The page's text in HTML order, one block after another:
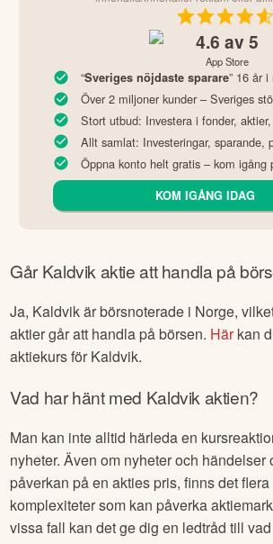
4.6 av 5
App Store
“Sveriges nöjdaste sparare” 16 år
Över 2 miljoner kunder – Sveriges
Stort utbud: Investera i fonder,
Allt samlat: Investeringar, sparande,
Öppna konto helt gratis – kom igång
KOM IGÅNG IDAG
GårKaldvik aktie att handla på
Ja, Kaldvikär börsnoterade i Norge,
aktier går att handla på börsen. Härkan
aktiekurs för Kaldvik.
Vad har hänt med Kaldvik aktien?
Man kan inte alltid härleda en
nyheter. Även om nyheter och händelser
påverkan på en akties pris, finns det
komplexiteter som kan påverka
vissa fall kan det ge dig en ledtråd till